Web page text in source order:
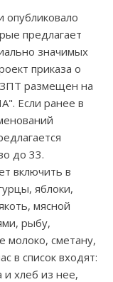
опубликовало
предлагает
значимых
приказа о
размещен на
Если ранее в
до 33.
включить в
яблоки,
мясной
рыбу,
молоко, сметану,
в список входят:
и хлеб из нее,